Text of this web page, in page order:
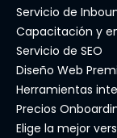
Servicio de
Capacitación y
Servicio de SEO
Diseño Web
Herramientas
Precios
Elige la mejor